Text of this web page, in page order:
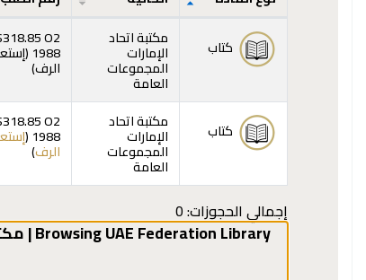
المقتنيات
كتاب مكتبة اتحاد
الإمارات
المجموعات
العامة
O2
1988 (
الرف(يفتح
)
كتاب مكتبة اتحاد
الإمارات
المجموعات
العامة
O2
1988 (
الرف(يفتح
)
إجمالي الحجوزات: 0
Browsing UAE Federation Library | مكتبة اتحاد الإمارات shelves